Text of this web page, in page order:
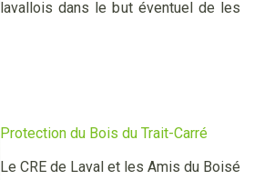
lavallois dans le but éventuel de les
Protection du Bois du Trait-Carré
Le CRE de Laval et les Amis du Boisé